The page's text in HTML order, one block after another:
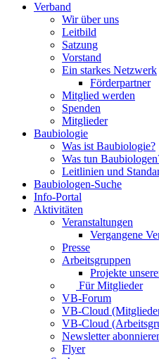
Verband
Wir über uns
Leitbild
Satzung
Vorstand
Ein starkes Netzwerk
Förderpartner
Mitglied werden
Spenden
Mitglieder
Baubiologie
Was ist Baubiologie?
Was tun
Leitlinien und
Baubiologen-Suche
Info-Portal
Aktivitäten
Veranstaltungen
Vergangene
Presse
Arbeitsgruppen
Projekte
Für Mitglieder
VB-Forum
VB-Cloud
VB-Cloud
Newsletter
Flyer